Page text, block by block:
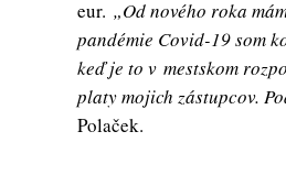
eur. „Od nového roka
pandémie Covid-19 som
keď je to v mestskom
platy mojich zástupcov.
Polaček.